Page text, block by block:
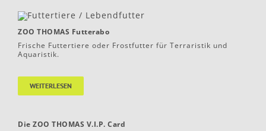
ZOO THOMAS Futterabo
Frische Futtertiere oder Frostfutter für Terraristik und
Aquaristik.
WEITERLESEN
Die ZOO THOMAS V.I.P. Card